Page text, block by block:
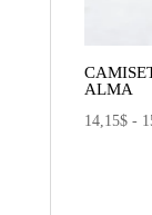
ALMA
14,15$ -